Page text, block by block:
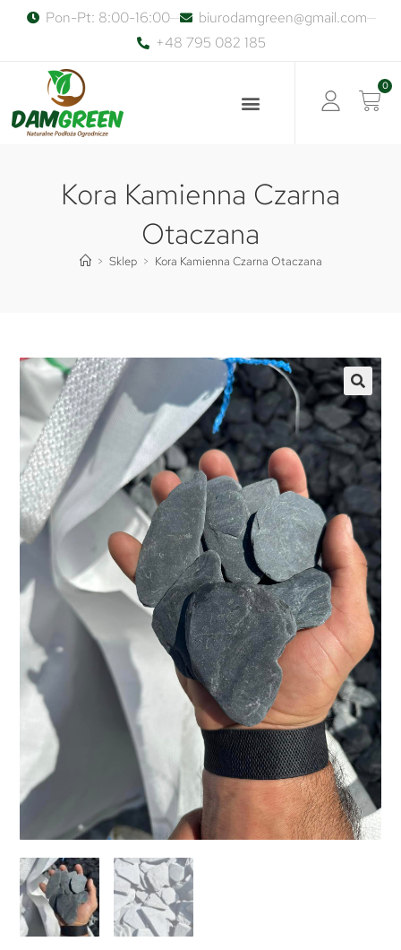
Pon-Pt: 8:00-16:00
biurodamgreen@gmail.com
+48 795 082 185
0
Kora Kamienna Czarna
Otaczana
> Sklep > Kora Kamienna Czarna Otaczana